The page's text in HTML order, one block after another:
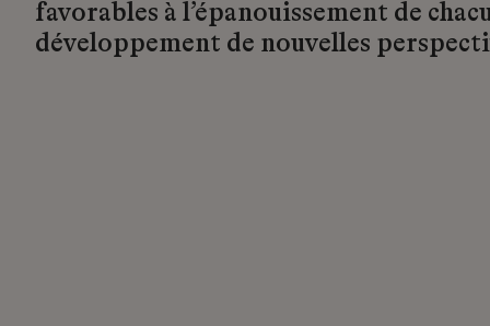
favorables à l’épanouissement de
développement de nouvelles